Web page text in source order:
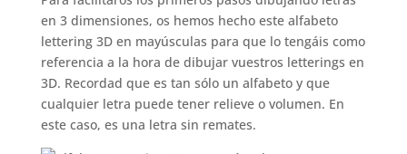
en 3 dimensiones, os hemos hecho este alfabeto
lettering 3D en mayúsculas para que lo tengáis como
referencia a la hora de dibujar vuestros letterings en
3D. Recordad que es tan sólo un alfabeto y que
cualquier letra puede tener relieve o volumen. En
este caso, es una letra sin remates.